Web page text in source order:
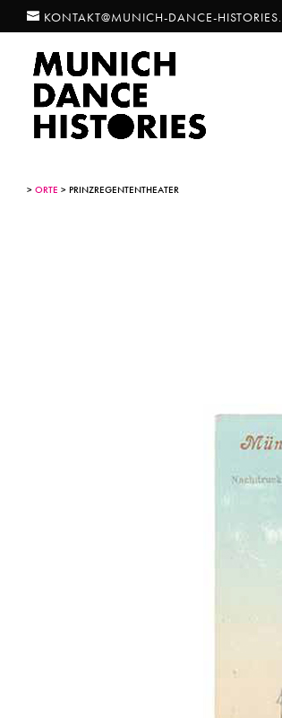
KONTAKT@MUNICH-DANCE-
> ORTE > PRINZREGENTENTHEATER